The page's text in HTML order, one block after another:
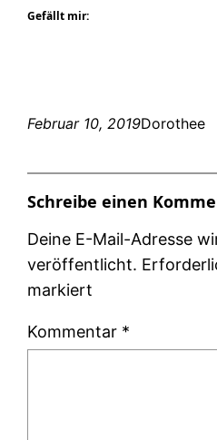
Gefällt mir:
Februar 10, 2019Dorothee
Schreibe einen
Deine E-Mail-Adresse
veröffentlicht.
markiert
Kommentar *